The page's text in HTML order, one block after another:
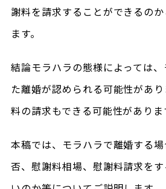
謝料を請求することができるの
ます。
結論モラハラの態様によっては
た離婚が認められる可能性があ
料の請求もできる可能性がありま
本稿では、モラハラで離婚する
否、慰謝料相場、慰謝料請求を